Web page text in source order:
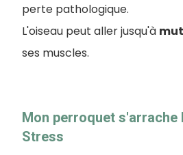
perte pathologique.
L'oiseau peut aller jusqu'à
ses muscles.
Mon perroquet s'arrache
Stress